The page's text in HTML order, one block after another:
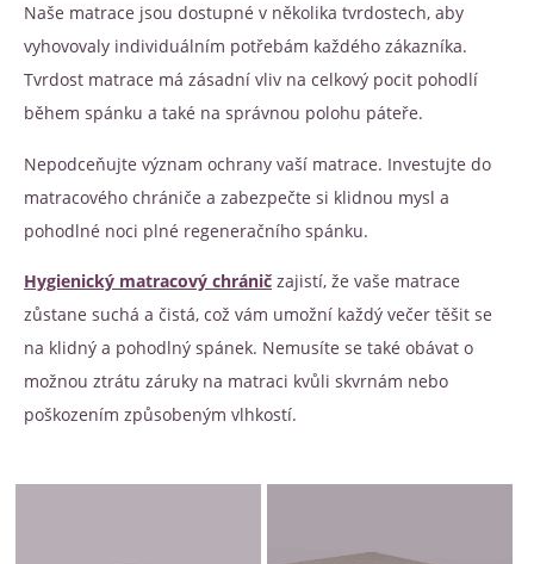
Naše matrace jsou dostupné v několika tvrdostech, aby
vyhovovaly individuálním potřebám každého zákazníka.
Tvrdost matrace má zásadní vliv na celkový pocit pohodlí
během spánku a také na správnou polohu páteře.
Nepodceňujte význam ochrany vaší matrace. Investujte do
matracového chrániče a zabezpečte si klidnou mysl a
pohodlné noci plné regeneračního spánku.
Hygienický matracový chránič zajistí, že vaše matrace
zůstane suchá a čistá, což vám umožní každý večer těšit se
na klidný a pohodlný spánek. Nemusíte se také obávat o
možnou ztrátu záruky na matraci kvůli skvrnám nebo
poškozením způsobeným vlhkostí.